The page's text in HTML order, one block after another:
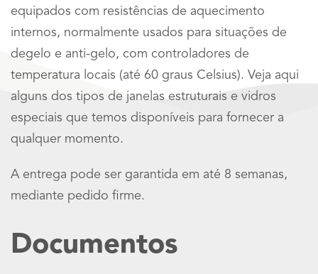
equipados com resistências de aquecimento
internos, normalmente usados ​​para situações de
degelo e anti-gelo, com controladores de
temperatura locais (até 60 graus Celsius). Veja aqui
alguns dos tipos de janelas estruturais e vidros
especiais que temos disponíveis para fornecer a
qualquer momento.
A entrega pode ser garantida em até 8 semanas,
mediante pedido firme.
Documentos